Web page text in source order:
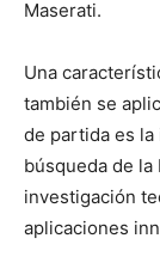
Maserati.
Una
también se
de partida es
búsqueda de
investigación
aplicaciones